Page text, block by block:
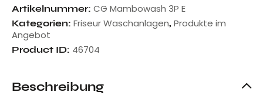
Artikelnummer: CG Mambowash 3P E
Kategorien: Friseur Waschanlagen, Produkte im
Angebot
Product ID: 46704
Beschreibung